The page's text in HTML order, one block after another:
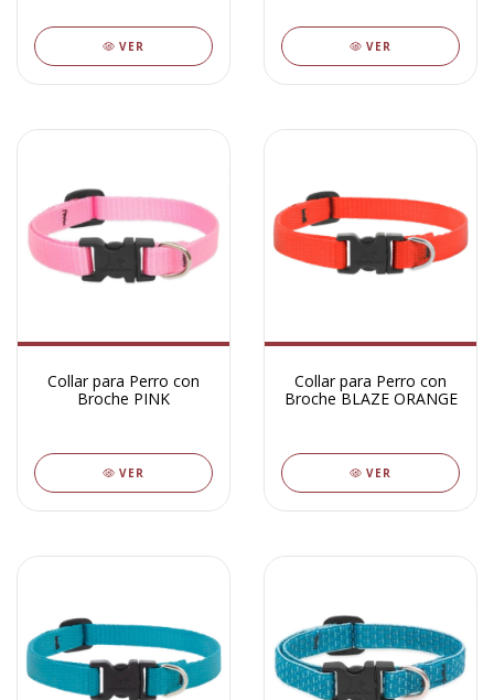
VER VER
Collar para Perro con
Broche PINK
VER
Collar para Perro con
Broche BLAZE ORANGE
VER